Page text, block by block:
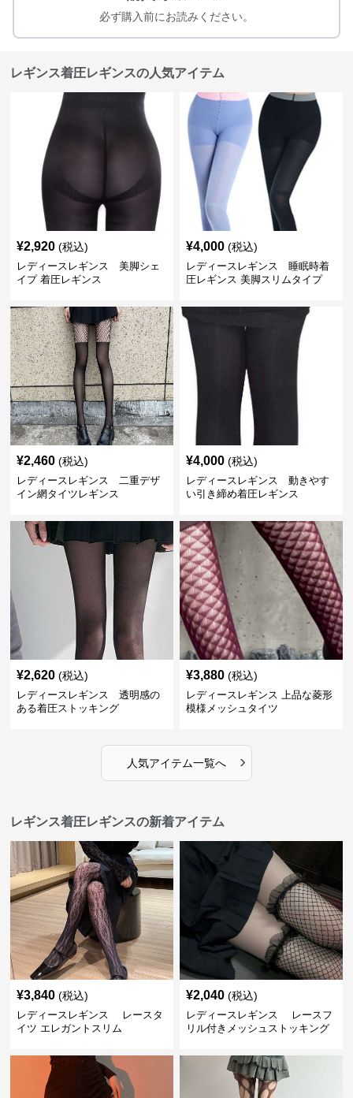
必ず購入前にお読みください。
レギンス着圧レギンスの人気アイテム
¥2,920 (税込)
レディースレギンス 美脚シェ
イプ 着圧レギンス
¥4,000 (税込)
レディースレギンス 睡眠時着
圧レギンス 美脚スリムタイプ
¥2,460 (税込)
レディースレギンス 二重デザ
イン網タイツレギンス
¥4,000 (税込)
レディースレギンス 動きやす
い引き締め着圧レギンス
¥2,620 (税込)
レディースレギンス 透明感の
ある着圧ストッキング
¥3,880 (税込)
レディースレギンス 上品な菱形
模様メッシュタイツ
人気アイテム一覧へ ›
レギンス着圧レギンスの新着アイテム
¥3,840 (税込)
レディースレギンス レースタ
イツ エレガントスリム
¥2,040 (税込)
レディースレギンス レースフ
リル付きメッシュストッキング